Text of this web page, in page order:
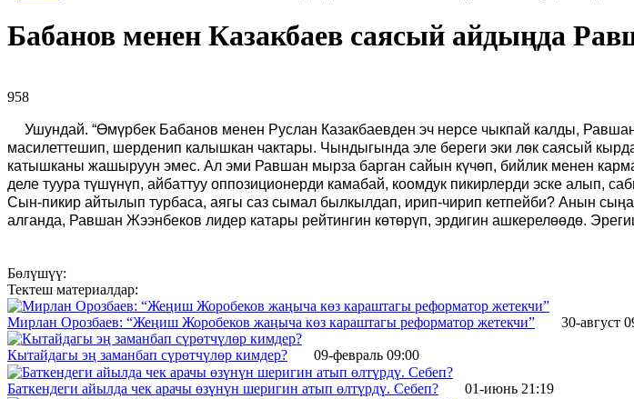
Бабанов менен Казакбаев саясый айдыңда
958 ᠌ ᠌ ᠌ ᠌᠌ ᠌ ᠌᠌
Ушундай. “Өмүрбек Бабанов менен Руслан Казакбаевден эч нерсе чыкпай калды,
масилеттешип, шерденип калышкан чактары. Чындыгында эле береги эки лөк саясый
катышканы жашыруун эмес. Ал эми Равшан мырза барган сайын күчөп, бийлик менен
деле туура түшүнүп, айбаттуу оппозиционерди камабай, коомдук пикирлерди эске алып,
Сын-пикир айтылып турбаса, аягы саз сымал былкылдап, ирип-чирип кетпейби? Анын
алганда, Равшан Жээнбеков лидер катары рейтингин көтөрүп, эрдигин ашкерелөөдө.
Бөлүшүү:
Тектеш материалдар:
Мирлан Орозбаев: “Жеңиш Жоробеков жаңыча көз караштагы реформатор жетекчи” 30-август
Кытайдагы эң заманбап сүрөтчүлөр кимдер? 09-февраль 09:00
Баткендеги айылда чек арачы өзүнүн шеригин атып өлтүрдү. Себеп? 01-июнь 21:19